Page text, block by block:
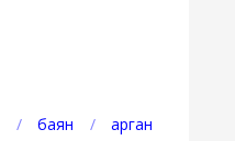
баян
арган